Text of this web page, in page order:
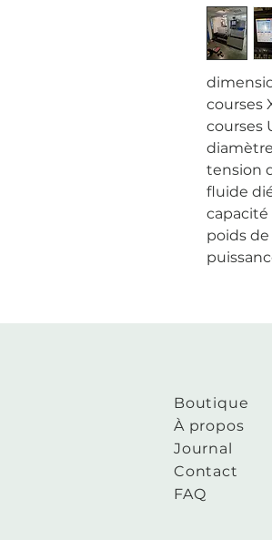
courses
courses
tension
fluide
capacité
poids de
Boutique
À propos
Journal
Contact
FAQ